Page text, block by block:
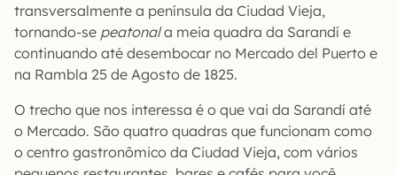
transversalmente a península da Ciudad Vieja,
tornando-se peatonala meia quadra da Sarandí e
continuando até desembocar no Mercado del Puerto e
na Rambla 25 de Agosto de 1825.
O trecho que nos interessa é o que vai da Sarandí até
o Mercado. São quatro quadras que funcionam como
o centro gastronômico da Ciudad Vieja, com vários